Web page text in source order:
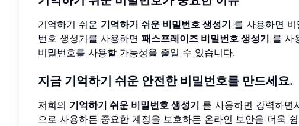
기억하기 쉬운 기억하기 쉬운 비밀번호 생성기 를 사용하면
번호 생성기를 사용하면 패스프레이즈 비밀번호 생성기 를 사
비밀번호를 사용할 가능성을 줄일 수 있습니다.
지금 기억하기 쉬운 안전한 비밀번호를 만드세요.
저희의 기억하기 쉬운 비밀번호 생성기 를 사용하면 강력하면
으로 사용하든 중요한 계정을 보호하든 온라인 보안을 더욱